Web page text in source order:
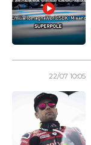
22/07 10:05